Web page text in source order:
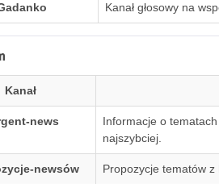
Kanał głosowy na
Kanał
news
Informacje o
najszybciej.
newsów Propozycje tematów z